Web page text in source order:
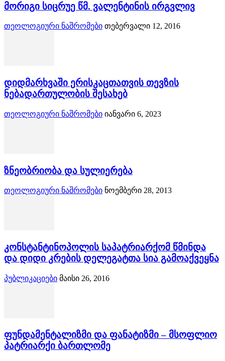
მორიგი სიცრუე წმ. ვალენტინის ირგვლივ
თეოლოგიური ნაშრომები თებერვალი 12, 2016
დიდმარხვაში ერისკაცთათვის თევზის
ნებადართულობის შესახებ
თეოლოგიური ნაშრომები იანვარი 6, 2023
ზნეობრიობა და სულიერება
თეოლოგიური ნაშრომები ნოემბერი 28, 2013
კონსტანტინოპოლის საპატრიარქომ წმინდა
და დიდი კრების დელეგატთა სია გამოაქვეყნა
პუბლიკაციები მაისი 26, 2016
ფუნდამენტალიზმი და ფანატიზმი – მსოფლიო
პატრიარქი ბართლომე